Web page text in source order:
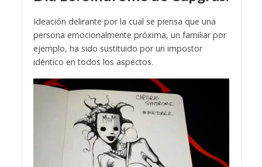
Ideación delirante por la cual se piensa que una
persona emocionalmente próxima, un familiar por
ejemplo, ha sido sustituido por un impostor
idéntico en todos los aspectos.